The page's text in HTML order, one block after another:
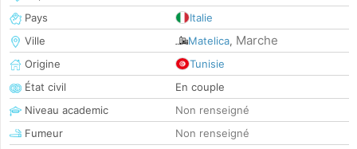
Pays
Italie
Ville
Matelica, Marche
Origine
Tunisie
État civil
En couple
Niveau academic
Non renseigné
Fumeur
Non renseigné